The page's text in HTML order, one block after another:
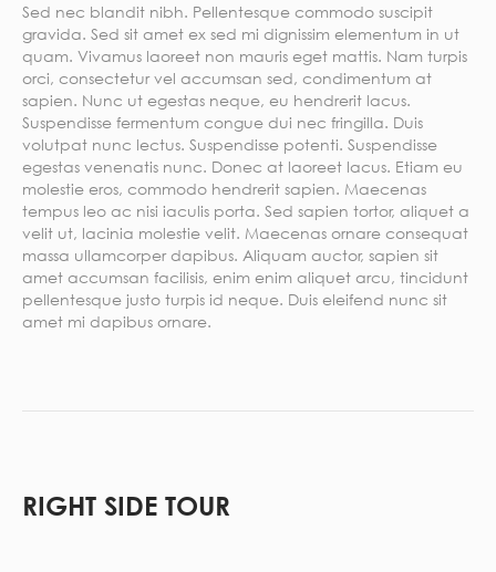
Sed nec blandit nibh. Pellentesque commodo suscipit
gravida. Sed sit amet ex sed mi dignissim elementum in ut
quam. Vivamus laoreet non mauris eget mattis. Nam turpis
orci, consectetur vel accumsan sed, condimentum at
sapien. Nunc ut egestas neque, eu hendrerit lacus.
Suspendisse fermentum congue dui nec fringilla. Duis
volutpat nunc lectus. Suspendisse potenti. Suspendisse
egestas venenatis nunc. Donec at laoreet lacus. Etiam eu
molestie eros, commodo hendrerit sapien. Maecenas
tempus leo ac nisi iaculis porta. Sed sapien tortor, aliquet a
velit ut, lacinia molestie velit. Maecenas ornare consequat
massa ullamcorper dapibus. Aliquam auctor, sapien sit
amet accumsan facilisis, enim enim aliquet arcu, tincidunt
pellentesque justo turpis id neque. Duis eleifend nunc sit
amet mi dapibus ornare.
RIGHT SIDE TOUR